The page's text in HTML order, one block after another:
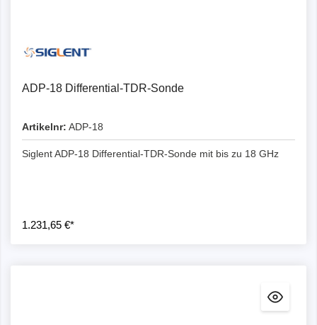
ADP-18 Differential-TDR-Sonde
Artikelnr: ADP-18
Siglent ADP-18 Differential-TDR-Sonde mit bis zu 18 GHz
1.231,65 €*